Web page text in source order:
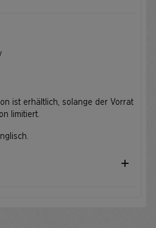
ist erhältlich, solange der Vorrat
limitiert.